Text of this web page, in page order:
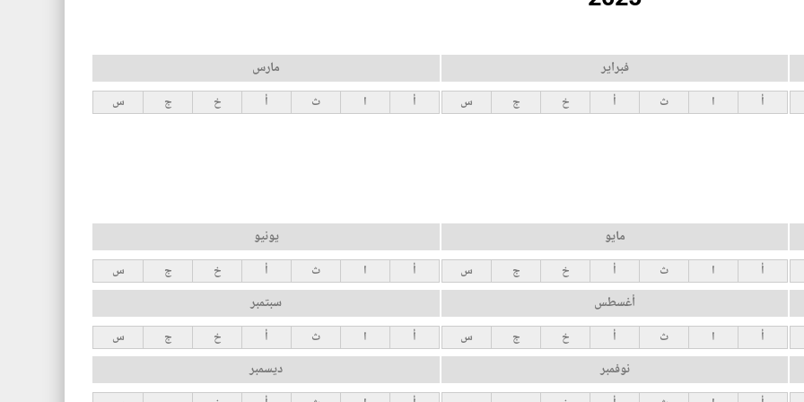
فبراير
أ ا ث أ خ ج س
مارس
أ ا ث أ خ ج س
مايو
أ ا ث أ خ ج س
يونيو
أ ا ث أ خ ج س
أغسطس
أ ا ث أ خ ج س
سبتمبر
أ ا ث أ خ ج س
نوفمبر ديسمبر